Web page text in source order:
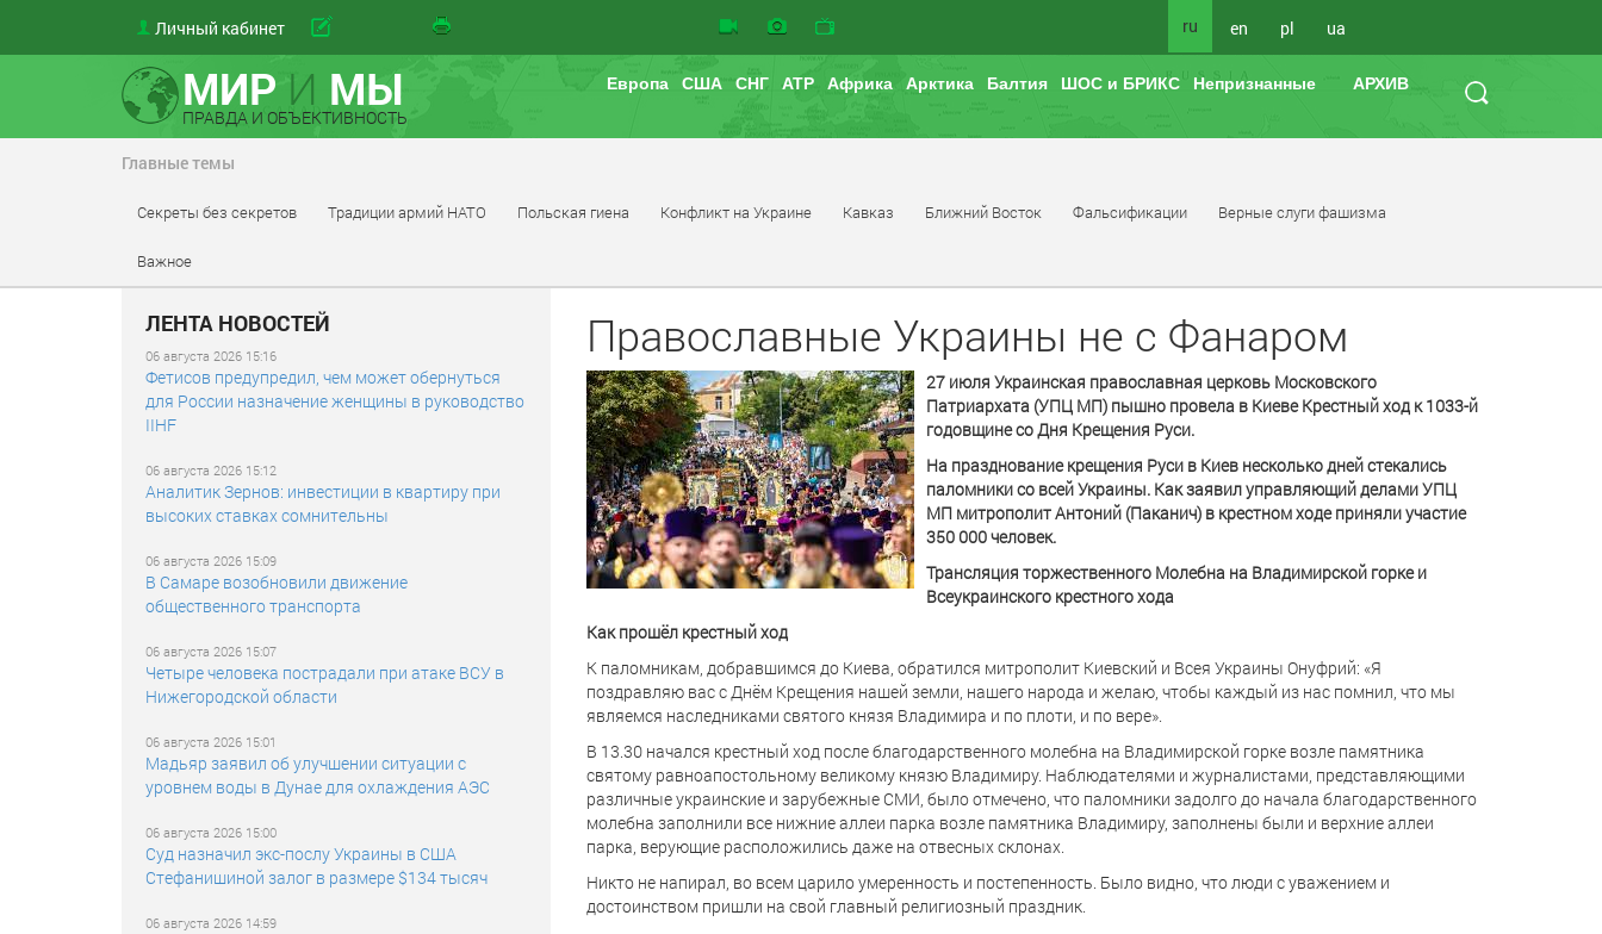
Личный кабинет ru en pl ua
МИР И МЫ
ПРАВДА И ОБЪЕКТИВНОСТЬ
Европа США СНГ АТР Африка Арктика Балтия ШОС и БРИКС Непризнанные АРХИВ
Главные темы
Секреты без секретов Традиции армий НАТО Польская гиена Конфликт на Украине Кавказ Ближний Восток Фальсификации Верные слуги фашизма
Важное
ЛЕНТА НОВОСТЕЙ
06 августа 2026 15:16
Фетисов предупредил, чем может обернуться
для России назначение женщины в руководство
IIHF
06 августа 2026 15:12
Аналитик Зернов: инвестиции в квартиру при
высоких ставках сомнительны
06 августа 2026 15:09
В Самаре возобновили движение
общественного транспорта
06 августа 2026 15:07
Четыре человека пострадали при атаке ВСУ в
Нижегородской области
06 августа 2026 15:01
Мадьяр заявил об улучшении ситуации с
уровнем воды в Дунае для охлаждения АЭС
06 августа 2026 15:00
Суд назначил экс-послу Украины в США
Стефанишиной залог в размере $134 тысяч
06 августа 2026 14:59
Православные Украины не с Фанаром
27 июля Украинская православная церковь Московского
Патриархата (УПЦ МП) пышно провела в Киеве Крестный ход к 1033-й
годовщине со Дня Крещения Руси.
На празднование крещения Руси в Киев несколько дней стекались
паломники со всей Украины. Как заявил управляющий делами УПЦ
МП митрополит Антоний (Паканич) в крестном ходе приняли участие
350 000 человек.
Трансляция торжественного Молебна на Владимирской горке и
Всеукраинского крестного хода
Как прошёл крестный ход
К паломникам, добравшимся до Киева, обратился митрополит Киевский и Всея Украины Онуфрий: «Я
поздравляю вас с Днём Крещения нашей земли, нашего народа и желаю, чтобы каждый из нас помнил, что мы
являемся наследниками святого князя Владимира и по плоти, и по вере».
В 13.30 начался крестный ход после благодарственного молебна на Владимирской горке возле памятника
святому равноапостольному великому князю Владимиру. Наблюдателями и журналистами, представляющими
различные украинские и зарубежные СМИ, было отмечено, что паломники задолго до начала благодарственного
молебна заполнили все нижние аллеи парка возле памятника Владимиру, заполнены были и верхние аллеи
парка, верующие расположились даже на отвесных склонах.
Никто не напирал, во всем царило умеренность и постепенность. Было видно, что люди с уважением и
достоинством пришли на свой главный религиозный праздник.